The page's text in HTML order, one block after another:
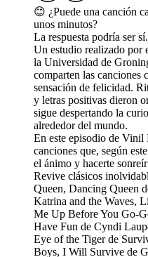
😊 ¿Puede una canción
unos minutos?
La respuesta podría ser sí.
Un estudio realizado por
la Universidad de
comparten las canciones
sensación de felicidad.
y letras positivas dieron
sigue despertando la
alrededor del mundo.
En este episodio de Vinil
canciones que, según
el ánimo y hacerte
Revive clásicos
Queen, Dancing Queen
Katrina and the Waves,
Me Up Before You Go-
Have Fun de Cyndi
Eye of the Tiger de
Boys, I Will Survive de